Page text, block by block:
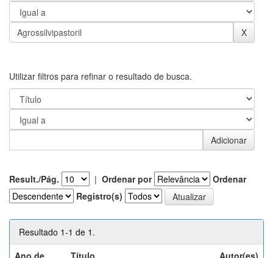
Utilizar filtros para refinar o resultado de busca.
Result./Pág. | Ordenar por
Ordenar
Registro(s)
Resultado 1-1 de 1.
Ano de
Título Autor(es)